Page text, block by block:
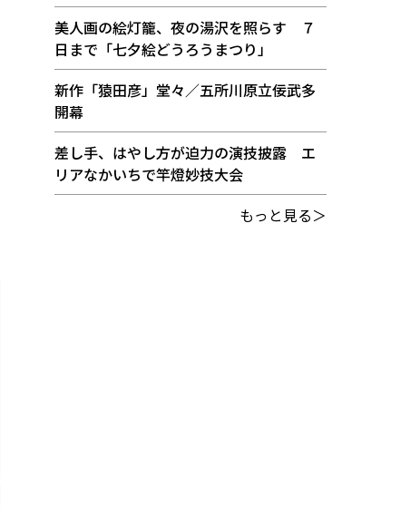
美人画の絵灯籠、夜の湯沢を照らす ７
日まで「七夕絵どうろうまつり」
新作「猿田彦」堂々／五所川原立佞武多
開幕
差し手、はやし方が迫力の演技披露 エ
リアなかいちで竿燈妙技大会
もっと見る＞